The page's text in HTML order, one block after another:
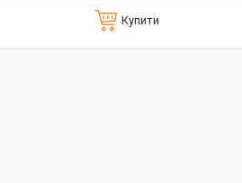
Купити